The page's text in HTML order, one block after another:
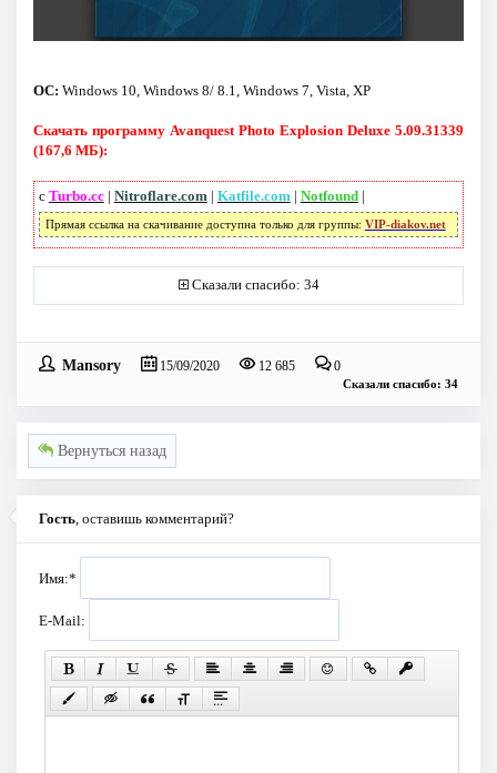
ОС: Windows 10, Windows 8/ 8.1, Windows 7, Vista, XP
Скачать программу Avanquest Photo Explosion Deluxe 5.09.31339
(167,6 МБ):
с Turbo.cc| Nitroflare.com | Katfile.com | Notfound|
Прямая ссылка на скачивание доступна только для группы: VIP-diakov.net
Сказали спасибо: 34
Mansory 15/09/2020 12 685 0
Сказали спасибо: 34
Вернуться назад
Гость , оставишь комментарий?
Имя:*
E-Mail: